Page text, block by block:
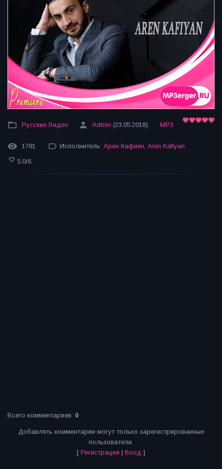
Русские Видео Admin (23.05.2018) MP3
1781 Исполнитель: Арен Кафиян Aren Kafiyan
5.0/6
Всего комментариев: 0
Добавлять комментарии могут только зарегистрированные
пользователи.
[ Регистрация | Вход ]